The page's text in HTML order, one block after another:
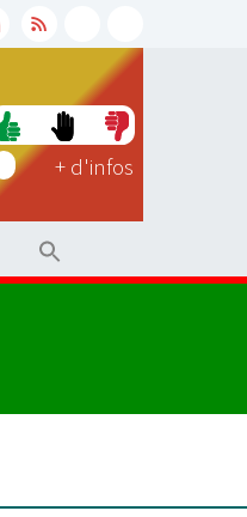
+ d'infos